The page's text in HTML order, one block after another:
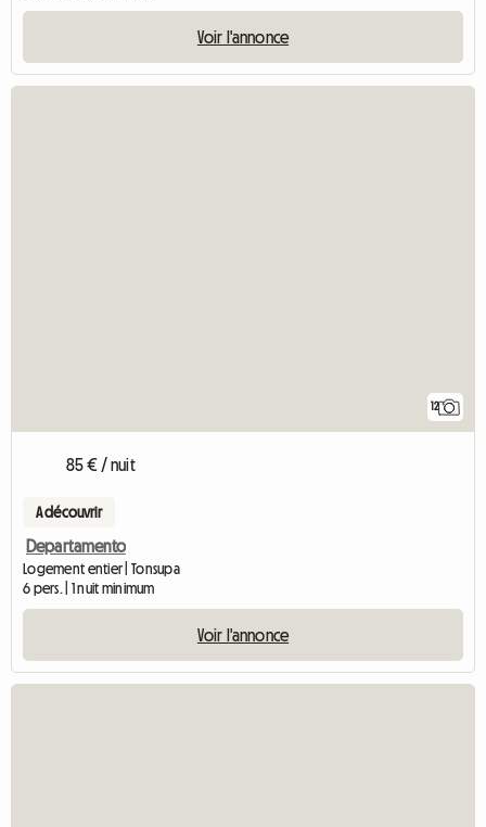
Voir l'annonce
12
85 € / nuit
A découvrir
Departamento
Logement entier | Tonsupa
6 pers. | 1 nuit minimum
Voir l'annonce